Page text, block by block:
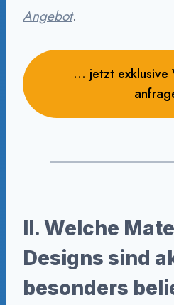
Angebot.
… jetzt exklusive
II. Welche
Designs sind
besonders